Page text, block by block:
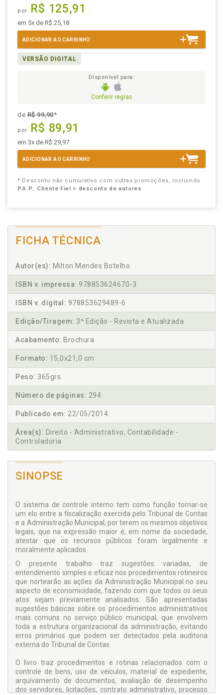
por R$ 125,91
em 5x de R$ 25,18
ADICIONAR AO CARRINHO
VERSÃO DIGITAL
Disponível para:
Conferir regras
deR$ 99,90*
por R$ 89,91
em 3x de R$ 29,97
ADICIONAR AO CARRINHO
* Desconto não cumulativo com outras promoções, incluindo
P.A.P., Cliente Fiel e desconto de autores
FICHA TÉCNICA
Autor(es): Milton Mendes Botelho
ISBN v. impressa: 978853624670-3
ISBN v. digital: 978853629489-6
Edição/Tiragem: 3ª Edição - Revista e Atualizada
Acabamento: Brochura
Formato: 15,0x21,0 cm
Peso: 365grs.
Número de páginas: 294
Publicado em: 22/05/2014
Área(s): Direito - Administrativo; Contabilidade -
Controladoria
SINOPSE
O sistema de controle interno tem como função tornar-se
um elo entre a fiscalização exercida pelo Tribunal de Contas
e a Administração Municipal, por terem os mesmos objetivos
legais, que na expressão maior é, em nome da sociedade,
atestar que os recursos públicos foram legalmente e
moralmente aplicados.
O presente trabalho traz sugestões variadas, de
entendimento simples e eficaz nos procedimentos rotineiros
que nortearão as ações da Administração Municipal no seu
aspecto de economicidade, fazendo com que todos os seus
atos sejam previamente analisados. São apresentadas
sugestões básicas sobre os procedimentos administrativos
mais comuns no serviço público municipal, que envolvem
toda a estrutura organizacional da administração, evitando
erros primários que podem ser detectados pela auditoria
externa do Tribunal de Contas.
O livro traz procedimentos e rotinas relacionados com o
controle de bens, uso de veículos, material de expediente,
arquivamento de documentos, avaliação de desempenho
dos servidores, licitações, contrato administrativo, processo